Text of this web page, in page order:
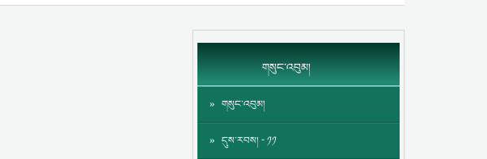
གསུང་འབུམ།
གསུང་འབུམ།
དུས་རབས། - ༡༡